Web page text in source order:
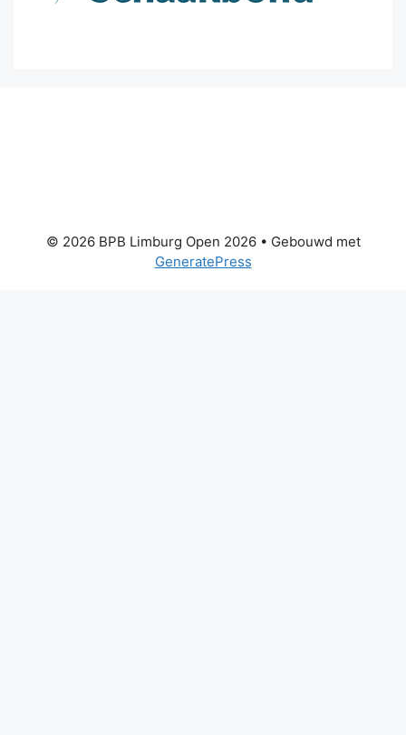
© 2026 BPB Limburg Open 2026• Gebouwd met
GeneratePress